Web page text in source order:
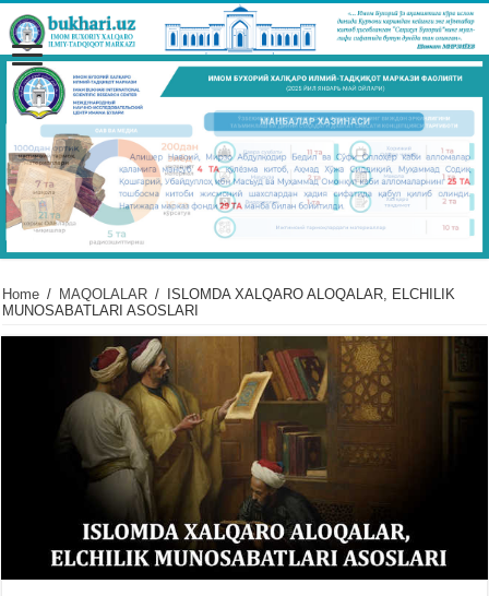
Home / MAQOLALAR /
ISLOMDA XALQARO ALOQALAR, ELCHILIK
MUNOSABATLARI ASOSLARI